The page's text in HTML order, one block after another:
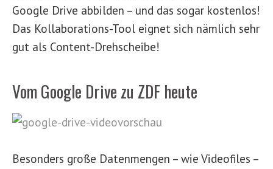
Google Drive abbilden – und das sogar kostenlos!
Das Kollaborations-Tool eignet sich nämlich sehr
gut als Content-Drehscheibe!
Vom Google Drive zu ZDF heute
Besonders große Datenmengen – wie Videofiles –